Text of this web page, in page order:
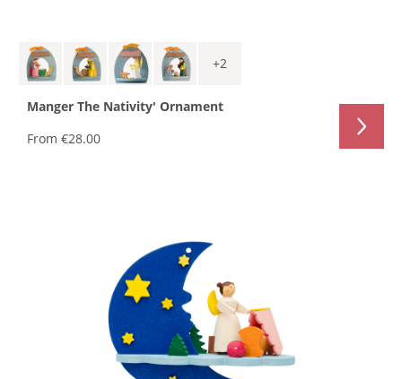
+2
Manger The Nativity' Ornament
From €28.00